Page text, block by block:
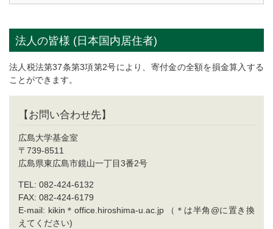
法人の皆様 (日本国内居住者)
法人税法第37条第3項第2号により、寄付金の全額を損金算入する
ことができます。
【お問い合わせ先】
広島大学基金室
〒739-8511
広島県東広島市鏡山一丁目3番2号
TEL: 082-424-6132
FAX: 082-424-6179
E-mail: kikin＊office.hiroshima-u.ac.jp （＊は半角@に置き換
えてください)